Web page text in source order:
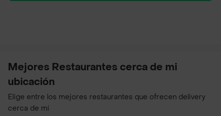
Mejores Restaurantes cerca de mi
ubicación
Elige entre los mejores restaurantes que ofrecen delivery
cerca de mí